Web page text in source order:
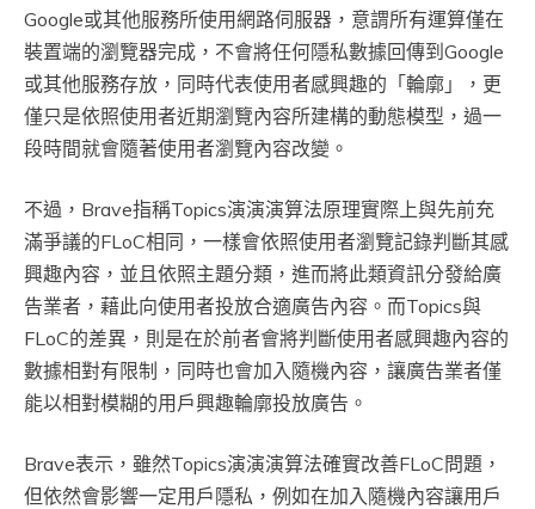
Google或其他服務所使用網路伺服器，意謂所有運算僅在
裝置端的瀏覽器完成，不會將任何隱私數據回傳到Google
或其他服務存放，同時代表使用者感興趣的「輪廓」，更
僅只是依照使用者近期瀏覽內容所建構的動態模型，過一
段時間就會隨著使用者瀏覽內容改變。
不過，Brave指稱Topics演演演算法原理實際上與先前充
滿爭議的FLoC相同，一樣會依照使用者瀏覽記錄判斷其感
興趣內容，並且依照主題分類，進而將此類資訊分發給廣
告業者，藉此向使用者投放合適廣告內容。而Topics與
FLoC的差異，則是在於前者會將判斷使用者感興趣內容的
數據相對有限制，同時也會加入隨機內容，讓廣告業者僅
能以相對模糊的用戶興趣輪廓投放廣告。
Brave表示，雖然Topics演演演算法確實改善FLoC問題，
但依然會影響一定用戶隱私，例如在加入隨機內容讓用戶